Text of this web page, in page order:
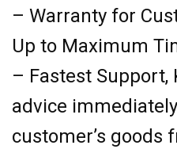
– Warranty for
Up to Maximum
– Fastest Support,
advice
customer’s goods